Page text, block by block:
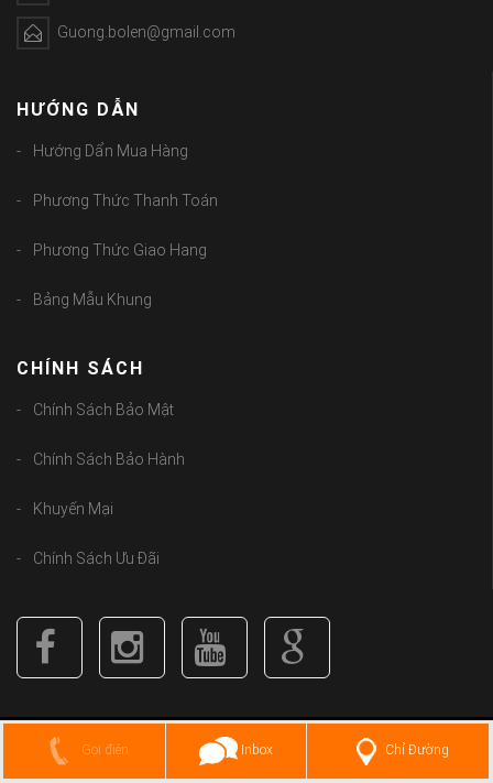
Guong.bolen@gmail.com
HƯỚNG DẪN
Hướng Dẩn Mua Hàng
Phương Thức Thanh Toán
Phương Thức Giao Hang
Bảng Mẫu Khung
CHÍNH SÁCH
Chính Sách Bảo Mật
Chính Sách Bảo Hành
Khuyến Mại
Chính Sách Ưu Đãi
Copyright (C) 2018 guongbolen.com . All Rights Reserved.
Gọi điện Inbox Chỉ Đường